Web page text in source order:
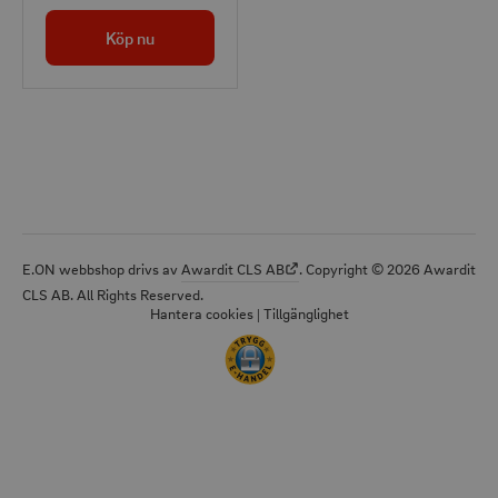
mångsidiga
hängningsfunktioner
tack vare en integrerad
Köp nu
E.ON webbshop drivs av Awardit CLS AB
. Copyright © 2026 Awardit
CLS AB. All Rights Reserved.
Hantera cookies| Tillgänglighet